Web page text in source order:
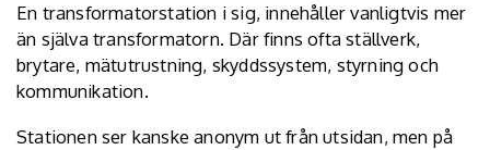
En transformatorstation i sig, innehåller vanligtvis mer
än själva transformatorn. Där finns ofta ställverk,
brytare, mätutrustning, skyddssystem, styrning och
kommunikation.
Stationen ser kanske anonym ut från utsidan, men på